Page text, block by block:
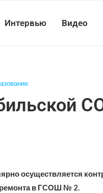
Интервью Видео
осуществляется
ремонта в ГСОШ № 2.